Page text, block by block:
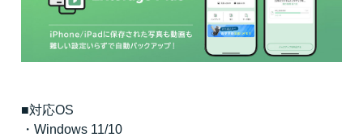
■対応OS
・Windows 11/10